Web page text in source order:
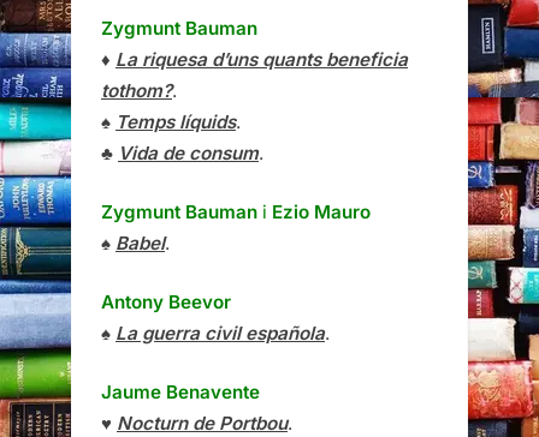
Zygmunt Bauman
♦ La riquesa d’uns quants beneficia
tothom?.
♠ Temps líquids.
♣ Vida de consum.
Zygmunt Bauman i Ezio Mauro
♠ Babel.
Antony Beevor
♠ La guerra civil española.
Jaume Benavente
♥ Nocturn de Portbou.